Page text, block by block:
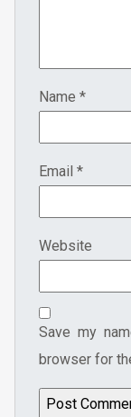
Name *
Email *
Website
Save my
browser for